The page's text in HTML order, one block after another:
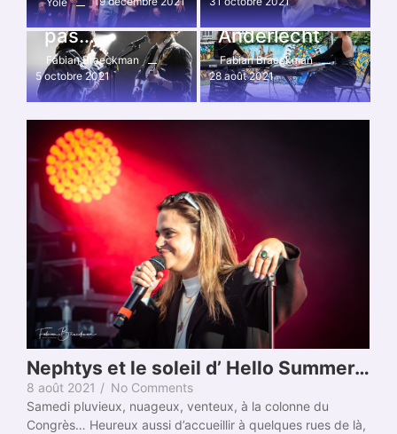
Ne rentrons
pas…
Fabian Braeckman
5 octobre 2021
pluie sur
Anderlecht
Fabian Braeckman
28 août 2021
Nephtys et le soleil d’ Hello Summer…
8 août 2021 / No Comments
Samedi pluvieux, nuageux, venteux, à la colonne du
Congrès… Heureux aussi d’accueillir à quelques rues de là,